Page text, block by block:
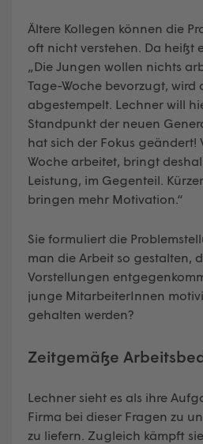
Ältere Kollegen können die
oft nicht verstehen. Da heißt
„Die Jungen wollen nichts
Tage-Woche bevorzugt, wird
abgestempelt. Lechner will
Standpunkt der neuen
hat sich der Fokus geändert!
Woche arbeitet, bringt
Leistung, im Gegenteil.
bringen mehr Motivation.“
Sie formuliert die
man die Arbeit so gestalten,
Vorstellungen
junge MitarbeiterInnen
gehalten werden?
Zeitgemäße
Lechner sieht es als ihre
Firma bei dieser Fragen zu
zu liefern. Zugleich kämpft